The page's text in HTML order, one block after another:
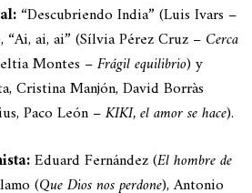
“Descubriendo India” (Luis Ivars –
“Ai, ai, ai” (Sílvia Pérez Cruz – Cerca
Montes –Frágil equilibrio) y
Cristina Manjón, David Borràs
Paco León –KIKI, el amor se hace).
Eduard Fernández (El hombre de
(Que Dios nos perdone), Antonio